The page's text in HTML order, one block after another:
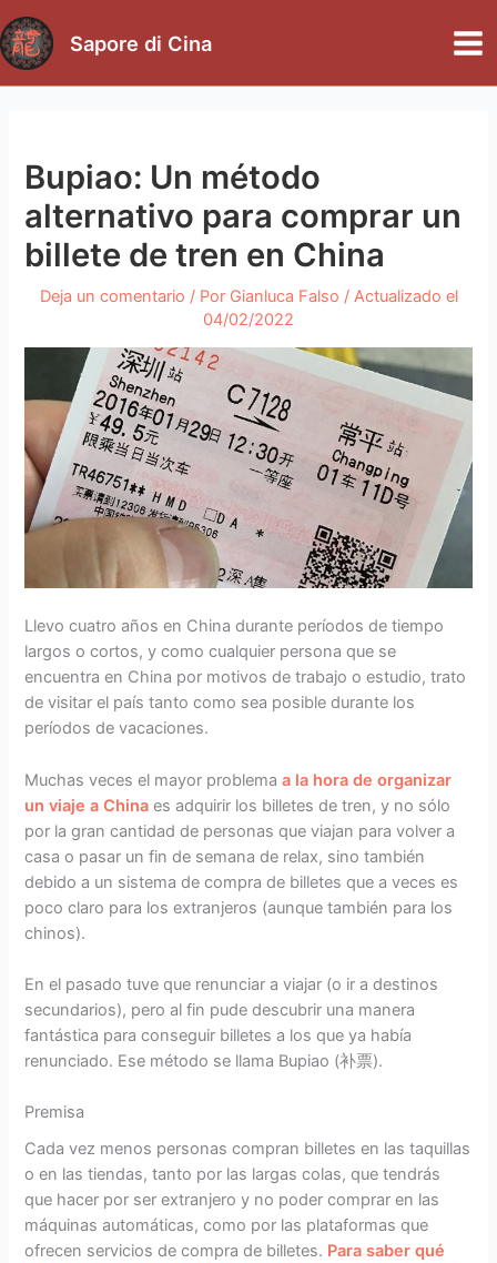
al
contenido
Sapore di Cina
Bupiao: Un método
alternativo para comprar un
billete de tren en China
Deja un comentario / Por Gianluca Falso / Actualizado el
04/02/2022
Llevo cuatro años en China durante períodos de tiempo
largos o cortos, y como cualquier persona que se
encuentra en China por motivos de trabajo o estudio, trato
de visitar el país tanto como sea posible durante los
períodos de vacaciones.
Muchas veces el mayor problemaa la hora de organizar
un viaje a China es adquirir los billetes de tren, y no sólo
por la gran cantidad de personas que viajan para volver a
casa o pasar un fin de semana de relax, sino también
debido a un sistema de compra de billetes que a veces es
poco claro para los extranjeros (aunque también para los
chinos).
En el pasado tuve que renunciar a viajar (o ir a destinos
secundarios), pero al fin pude descubrir una manera
fantástica para conseguir billetes a los que ya había
renunciado. Ese método se llama Bupiao (补票).
Premisa
Cada vez menos personas compran billetes en las taquillas
o en las tiendas, tanto por las largas colas, que tendrás
que hacer por ser extranjero y no poder comprar en las
máquinas automáticas, como por las plataformas que
ofrecen servicios de compra de billetes. Para saber qué